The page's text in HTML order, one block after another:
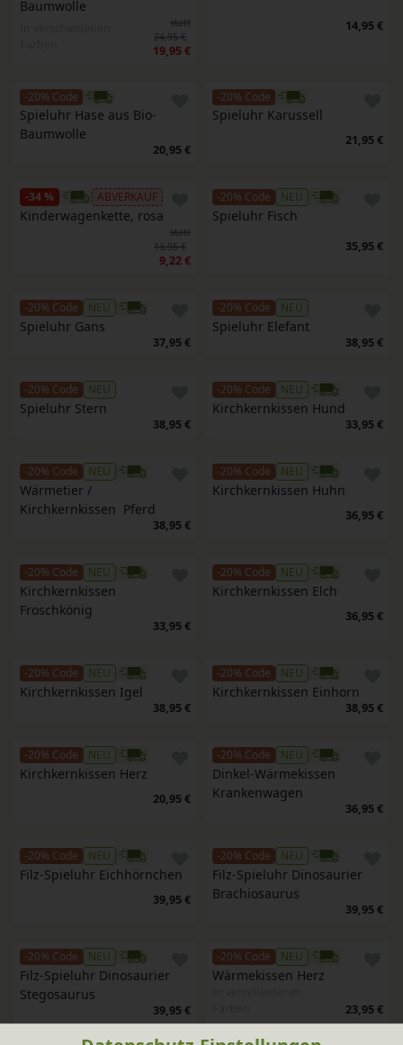
Baumwolle
statt
24,95 €
19,95 €
14,95 €
-20% Code
Spieluhr Hase aus Bio-
Baumwolle
20,95 €
-20% Code
Spieluhr Karussell
21,95 €
-34 % ABVERKAUF
Kinderwagenkette, rosa
statt
13,95 €
9,22 €
-20% Code NEU
Spieluhr Fisch
35,95 €
-20% Code NEU
Spieluhr Gans
37,95 €
-20% Code NEU
Spieluhr Elefant
38,95 €
-20% Code NEU
Spieluhr Stern
38,95 €
-20% Code NEU
Kirchkernkissen Hund
33,95 €
-20% Code NEU
Wärmetier /
Kirchkernkissen  Pferd
38,95 €
-20% Code NEU
Kirchkernkissen Huhn
36,95 €
-20% Code NEU
Kirchkernkissen
Froschkönig
33,95 €
-20% Code NEU
Kirchkernkissen Elch
36,95 €
-20% Code NEU
Kirchkernkissen Igel
38,95 €
-20% Code NEU
Kirchkernkissen Einhorn
38,95 €
-20% Code NEU
Kirchkernkissen Herz
20,95 €
-20% Code NEU
Dinkel-Wärmekissen
Krankenwagen
36,95 €
-20% Code NEU
Filz-Spieluhr Eichhörnchen
39,95 €
-20% Code NEU
Filz-Spieluhr Dinosaurier
Brachiosaurus
39,95 €
-20% Code NEU
Filz-Spieluhr Dinosaurier
Stegosaurus
39,95 €
-20% Code NEU
Wärmekissen Herz
23,95 €